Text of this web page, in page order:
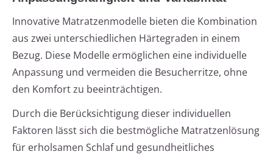
Innovative Matratzenmodelle bieten die Kombination
aus zwei unterschiedlichen Härtegraden in einem
Bezug. Diese Modelle ermöglichen eine individuelle
Anpassung und vermeiden die Besucherritze, ohne
den Komfort zu beeinträchtigen.
Durch die Berücksichtigung dieser individuellen
Faktoren lässt sich die bestmögliche Matratzenlösung
für erholsamen Schlaf und gesundheitliches